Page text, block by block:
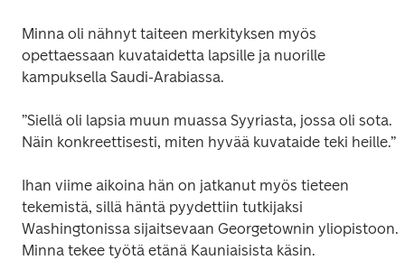
Minna oli nähnyt taiteen merkityksen myös
opettaessaan kuvataidetta lapsille ja nuorille
kampuksella Saudi-Arabiassa.
”Siellä oli lapsia muun muassa Syyriasta, jossa oli sota.
Näin konkreettisesti, miten hyvää kuvataide teki heille.”
Ihan viime aikoina hän on jatkanut myös tieteen
tekemistä, sillä häntä pyydettiin tutkijaksi
Washingtonissa sijaitsevaan Georgetownin yliopistoon.
Minna tekee työtä etänä Kauniaisista käsin.